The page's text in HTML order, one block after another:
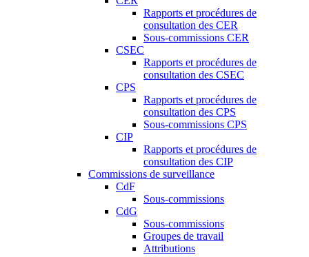
Rapports et procédures de
consultation des CER
Sous-commissions CER
CSEC
Rapports et procédures de
consultation des CSEC
CPS
Rapports et procédures de
consultation des CPS
Sous-commissions CPS
CIP
Rapports et procédures de
consultation des CIP
Commissions de surveillance
CdF
Sous-commissions
CdG
Sous-commissions
Groupes de travail
Attributions